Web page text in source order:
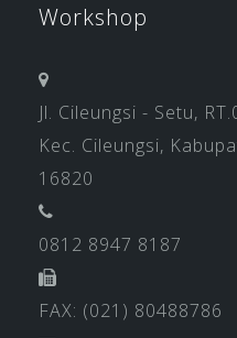
Workshop
Jl. Cileungsi - Setu,
Kec. Cileungsi,
16820
0812 8947 8187
FAX: (021) 80488786